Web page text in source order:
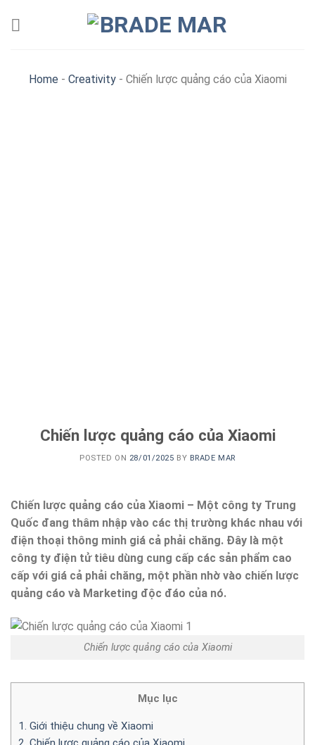
Home - Creativity- Chiến lược quảng cáo của Xiaomi
Chiến lược quảng cáo của Xiaomi
POSTED ON 28/01/2025 BY BRADE MAR
Chiến lược quảng cáo của Xiaomi – Một công ty Trung
Quốc đang thâm nhập vào các thị trường khác nhau với
điện thoại thông minh giá cả phải chăng. Đây là một
công ty điện tử tiêu dùng cung cấp các sản phẩm cao
cấp với giá cả phải chăng, một phần nhờ vào chiến lược
quảng cáo và Marketing độc đáo của nó.
Chiến lược quảng cáo của Xiaomi
Mục lục
1. Giới thiệu chung về Xiaomi